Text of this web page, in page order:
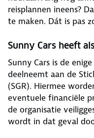
reisplannen ineens?
te maken. Dát is pas
Sunny Cars heeft
Sunny Cars is de
deelneemt aan de
(SGR). Hiermee
eventuele financiële
de organisatie
wordt in dat geval